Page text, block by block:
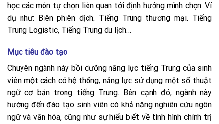
học các môn tự chọn liên quan tới định hướng mình chọn. Ví
dụ như: Biên phiên dịch, Tiếng Trung thương mại, Tiếng
Trung Logistic, Tiếng Trung du lịch…
Mục tiêu đào tạo
Chuyên ngành này bồi dưỡng năng lực tiếng Trung của sinh
viên một cách có hệ thống, năng lực sử dụng một số thuật
ngữ cơ bản trong tiếng Trung. Bên cạnh đó, ngành này
hướng đến đào tạo sinh viên có khả năng nghiên cứu ngôn
ngữ và văn hóa, cũng như sự hiểu biết về tình hình chính trị